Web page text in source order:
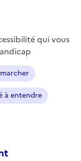
qui vous
à entendre